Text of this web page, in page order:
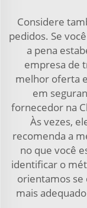
Considere
pedidos. Se
a pena
empresa de
melhor oferta
em
fornecedor na
Às vezes,
recomenda a
no que você
identificar o
orientamos
mais